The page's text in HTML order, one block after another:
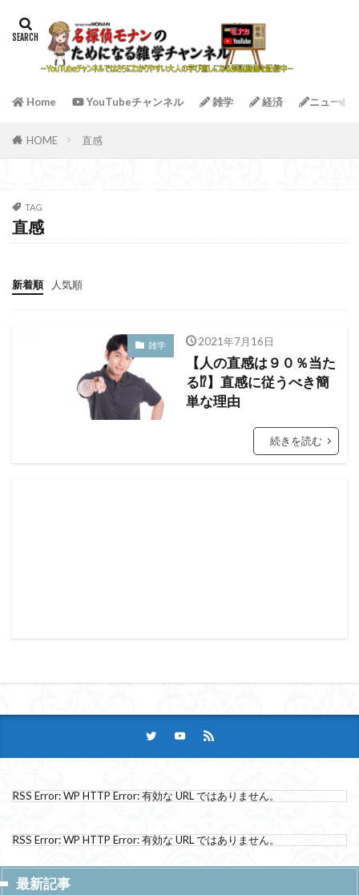
Home YouTubeチャンネル 雑学 経済 ニュース
HOME 直感
TAG
直感
新着順 人気順
雑学 2021年7月16日
【人の直感は９０％当た
る⁉】直感に従うべき簡
単な理由
続きを読む
RSS Error: WP HTTP Error: 有効な URL ではありません。
RSS Error: WP HTTP Error: 有効な URL ではありません。
最新記事